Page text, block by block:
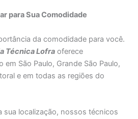
para Sua Comodidade
da comodidade para você.
Técnica Lofra oferece
São Paulo, Grande São Paulo,
e em todas as regiões do
sua localização, nossos técnicos